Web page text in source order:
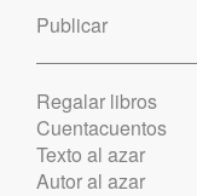
Publicar
Regalar libros
Cuentacuentos
Texto al azar
Autor al azar